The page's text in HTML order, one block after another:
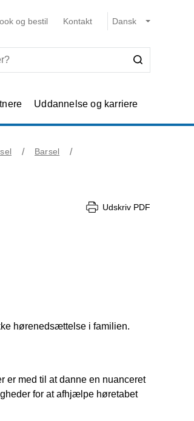
og bestil Kontakt
Uddannelse og karriere
Barsel
Udskriv PDF
hørenedsættelse i familien.
er med til at danne en nuanceret
for at afhjælpe høretabet